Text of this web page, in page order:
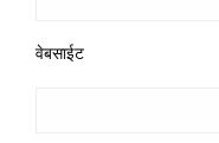
वेबसाईट